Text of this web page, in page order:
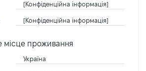
[Конфіденційна інформація]
[Конфіденційна інформація]
місце проживання
Україна